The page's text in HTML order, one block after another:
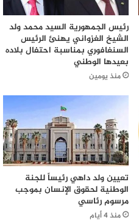
رئيس الجمهورية السيد محمد ولد
الشيخ الغزواني يهنئ الرئيس
السنغافوري بمناسبة احتفال بلاده
بعيدها الوطني
منذ يومين
تعيين ولد داهي رئيساً للجنة
الوطنية لحقوق الإنسان بموجب
مرسوم رئاسي
منذ 4 أيام